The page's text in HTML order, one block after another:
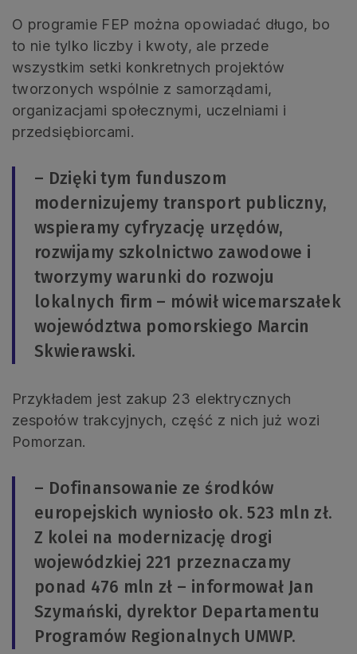
O programie FEP można opowiadać długo, bo
to nie tylko liczby i kwoty, ale przede
wszystkim setki konkretnych projektów
tworzonych wspólnie z samorządami,
organizacjami społecznymi, uczelniami i
przedsiębiorcami.
– Dzięki tym funduszom
modernizujemy transport publiczny,
wspieramy cyfryzację urzędów,
rozwijamy szkolnictwo zawodowe i
tworzymy warunki do rozwoju
lokalnych firm – mówił wicemarszałek
województwa pomorskiego Marcin
Skwierawski.
Przykładem jest zakup 23 elektrycznych
zespołów trakcyjnych, część z nich już wozi
Pomorzan.
– Dofinansowanie ze środków
europejskich wyniosło ok. 523 mln zł.
Z kolei na modernizację drogi
wojewódzkiej 221 przeznaczamy
ponad 476 mln zł – informował Jan
Szymański, dyrektor Departamentu
Programów Regionalnych UMWP.